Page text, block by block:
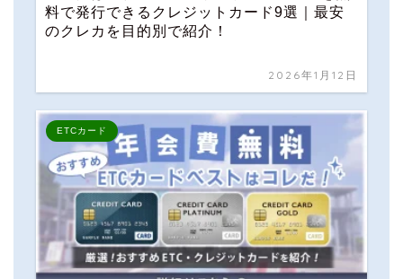
料で発行できるクレジットカード9選｜最安
のクレカを目的別で紹介！
2026年1月12日
ETCカード